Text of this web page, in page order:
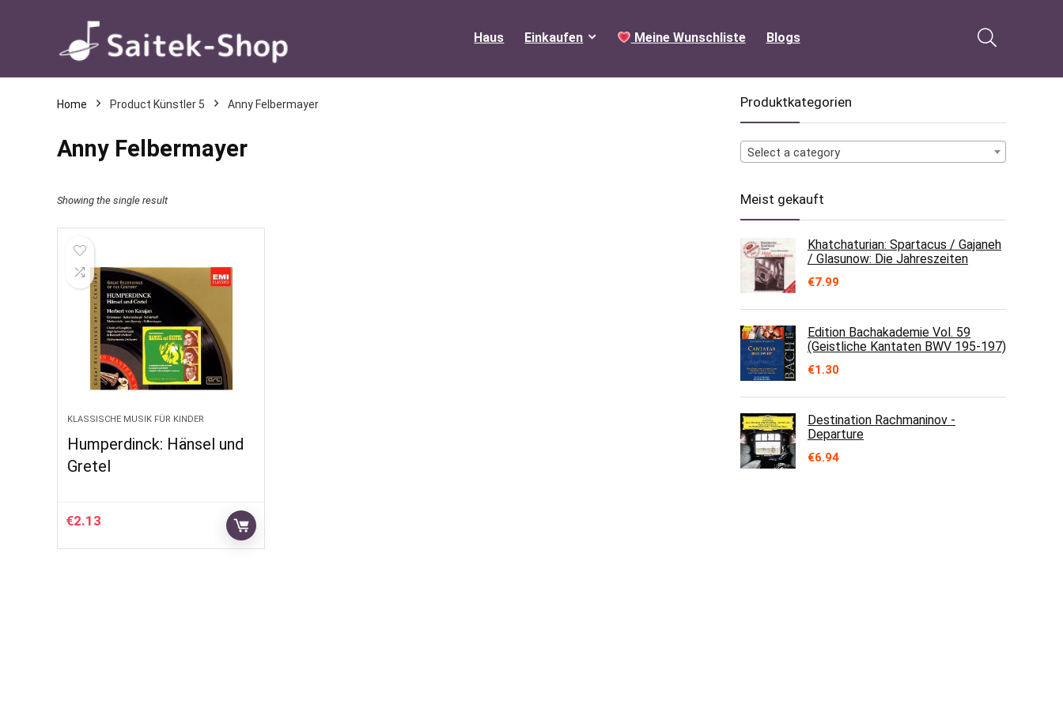
Haus Einkaufen Meine Wunschliste Blogs
Home Product Künstler 5 Anny Felbermayer
Anny Felbermayer
Showing the single result
KLASSISCHE MUSIK FÜR KINDER
Humperdinck: Hänsel und
Gretel
€2.13
Produktkategorien
Select a category
Meist gekauft
Khatchaturian: Spartacus / Gajaneh
/ Glasunow: Die Jahreszeiten
€7.99
Edition Bachakademie Vol. 59
(Geistliche Kantaten BWV 195-197)
€1.30
Destination Rachmaninov -
Departure
€6.94